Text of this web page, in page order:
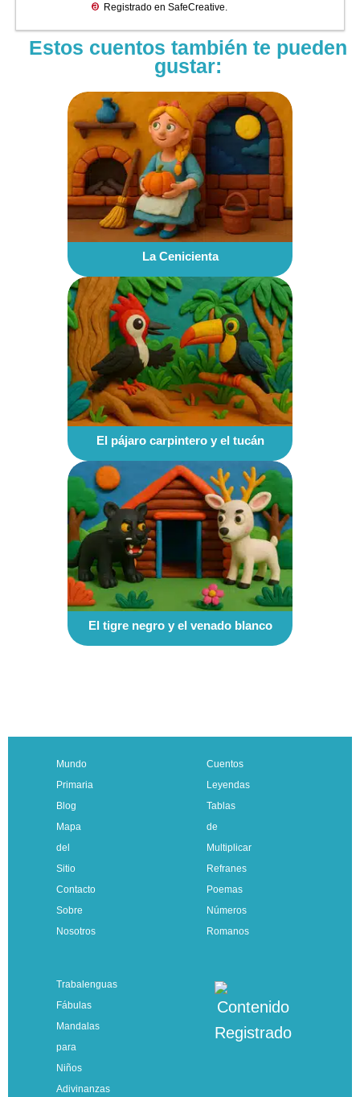
Estos cuentos también te pueden
gustar:
La Cenicienta
El pájaro carpintero y el tucán
El tigre negro y el venado blanco
Mundo
Primaria
Blog
Mapa
del
Sitio
Contacto
Sobre
Nosotros
Cuentos
Leyendas
Tablas
de
Multiplicar
Refranes
Poemas
Números
Romanos
Trabalenguas
Fábulas
Mandalas
para
Niños
Adivinanzas